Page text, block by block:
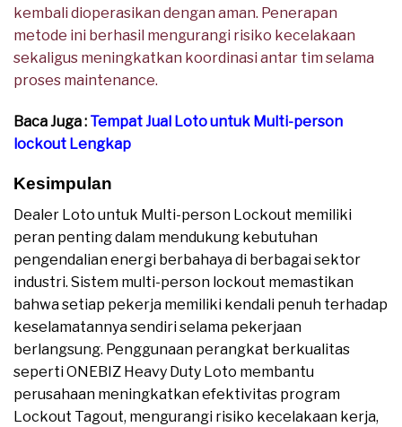
kembali dioperasikan dengan aman. Penerapan
metode ini berhasil mengurangi risiko kecelakaan
sekaligus meningkatkan koordinasi antar tim selama
proses maintenance.
Baca Juga : Tempat Jual Loto untuk Multi-person
lockout Lengkap
Kesimpulan
Dealer Loto untuk Multi-person Lockout memiliki
peran penting dalam mendukung kebutuhan
pengendalian energi berbahaya di berbagai sektor
industri. Sistem multi-person lockout memastikan
bahwa setiap pekerja memiliki kendali penuh terhadap
keselamatannya sendiri selama pekerjaan
berlangsung. Penggunaan perangkat berkualitas
seperti ONEBIZ Heavy Duty Loto membantu
perusahaan meningkatkan efektivitas program
Lockout Tagout, mengurangi risiko kecelakaan kerja,